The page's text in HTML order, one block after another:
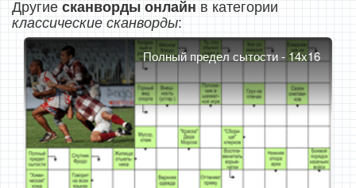
Другиесканворды онлайн в категории
классические сканворды:
Полный предел сытости - 14x16